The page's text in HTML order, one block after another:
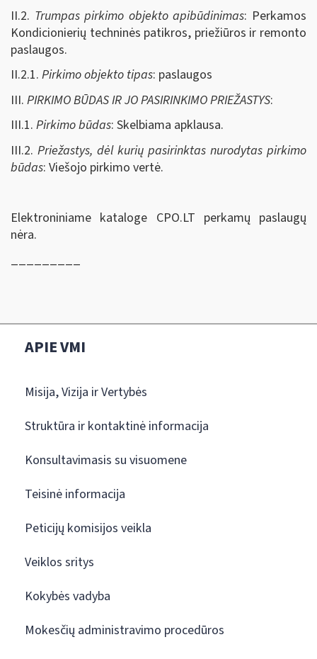
II.2. Trumpas pirkimo objekto apibūdinimas: Perkamos
Kondicionierių techninės patikros, priežiūros ir remonto
paslaugos.
II.2.1. Pirkimo objekto tipas: paslaugos
III. PIRKIMO BŪDAS IR JO PASIRINKIMO PRIEŽASTYS:
III.1. Pirkimo būdas: Skelbiama apklausa.
III.2. Priežastys, dėl kurių pasirinktas nurodytas pirkimo
būdas: Viešojo pirkimo vertė.
Elektroniniame kataloge CPO.LT perkamų paslaugų
nėra.
_________
APIE VMI
Misija, Vizija ir Vertybės
Struktūra ir kontaktinė informacija
Konsultavimasis su visuomene
Teisinė informacija
Peticijų komisijos veikla
Veiklos sritys
Kokybės vadyba
Mokesčių administravimo procedūros